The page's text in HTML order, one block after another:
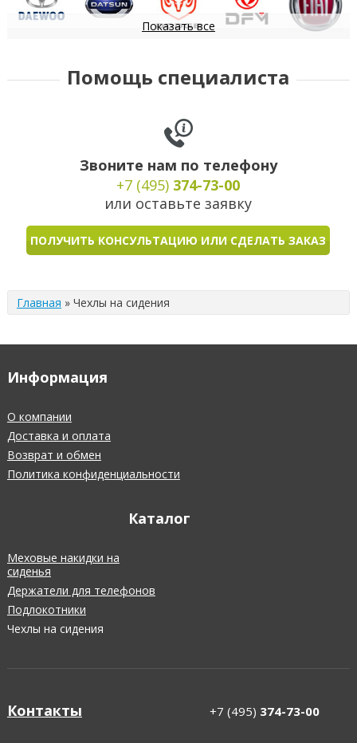
Показать все
Помощь специалиста
Звоните нам по телефону
+7 (495) 374-73-00
или оставьте заявку
ПОЛУЧИТЬ КОНСУЛЬТАЦИЮ ИЛИ СДЕЛАТЬ ЗАКАЗ
Главная » Чехлы на сидения
Информация
О компании
Доставка и оплата
Возврат и обмен
Политика конфиденциальности
Каталог
Меховые накидки на
сиденья
Держатели для телефонов
Подлокотники
Чехлы на сидения
Контакты +7 (495) 374-73-00